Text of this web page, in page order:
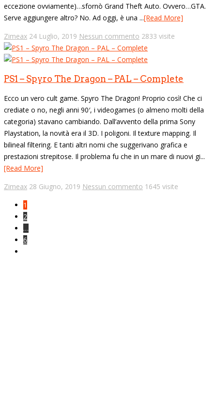
eccezione ovviamente)…sfornò Grand Theft Auto. Ovvero…GTA.
Serve aggiungere altro? No. Ad oggi, è una ...[Read More]
Zimeax 24 Luglio, 2019 Nessun commento 2833 visite
PS1 – Spyro The Dragon – PAL – Complete
Ecco un vero cult game. Spyro The Dragon! Proprio così! Che ci
crediate o no, negli anni 90′, i videogames (o almeno molti della
categoria) stavano cambiando. Dall’avvento della prima Sony
Playstation, la novità era il 3D. I poligoni. Il texture mapping. Il
bilineal filtering. E tanti altri nomi che suggerivano grafica e
prestazioni strepitose. Il problema fu che in un mare di nuovi gi...
[Read More]
Zimeax 28 Giugno, 2019 Nessun commento 1645 visite
1
2
…
6